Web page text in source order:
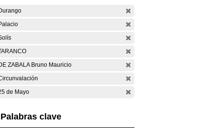
ZABALA Bruno Mauricio
de Mayo
Palabras clave